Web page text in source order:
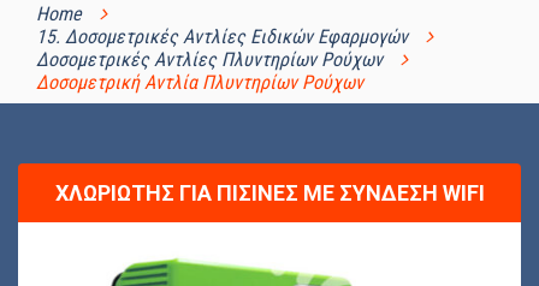
Home
15. Δοσομετρικές Αντλίες Ειδικών Εφαρμογών
Δοσομετρικές Αντλίες Πλυντηρίων Ρούχων
Δοσομετρική Αντλία Πλυντηρίων Ρούχων
ΧΛΩΡΙΩΤΉΣ ΓΙΑ ΠΙΣΊΝΕΣ ΜΕ ΣΎΝΔΕΣΗ WIFI